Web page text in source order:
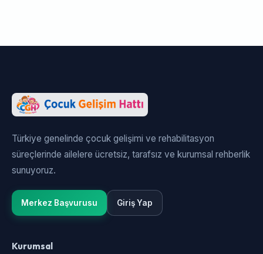
Türkiye genelinde çocuk gelişimi ve rehabilitasyon
süreçlerinde ailelere ücretsiz, tarafsız ve kurumsal rehberlik
sunuyoruz.
Merkez Başvurusu Giriş Yap
Kurumsal